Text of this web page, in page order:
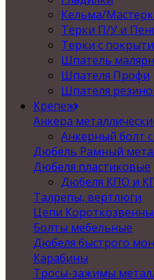
Кельма/
Терки П/У и
Терки с
Шпатель
Шпателя Профи
Шпателя
Крепеж
Анкера
Анкерный болт
Дюбель Рамный
Дюбеля пластиковые
Дюбеля КПО и
Талрепы, вертлюги
Цепи
Болты мебельные
Дюбеля быстрого
Карабины
Тросы-зажимы